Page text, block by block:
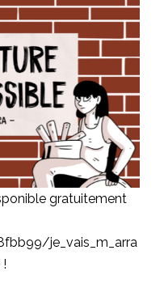
gratuitement
je_vais_m_arra
!